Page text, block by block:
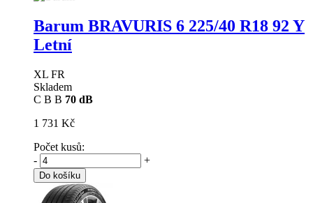
Barum BRAVURIS 6 225/40 R18 92 Y
Letní
XL FR
Skladem
C B B 70 dB
1 731 Kč
Počet kusů:
-
+
Do košíku